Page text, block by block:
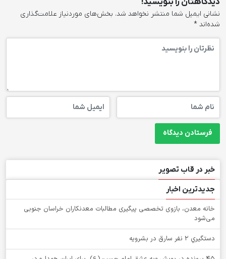
نشانی ایمیل شما منتشر نخواهد شد. بخش‌های موردنیاز علامت‌گذاری
شده‌اند *
خبر در قاب تصویر
جدیدترین اخبار
خانه معدن، بازوی تخصصی پیگیری مطالبات معدنکاران خراسان جنوبی
می‌شود
دستگيري 2 نفر سارق در بشرويه